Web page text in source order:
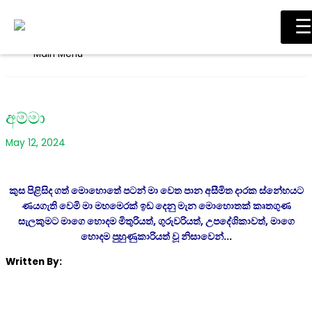
Main Menu
අම්මා
May 12, 2024
කුස පිළිසිද ගත් මොහොතේ පටන් මා වෙත පාන අසීමිත දාරක ස්නේහයට
ණයගැති වෙමි මා මහමෙරක් ඉඩ දෙනු මැන මොහොතක් කෘතගුණ
සැලකුමට මාගෙ හොදම මිතුරියත්, ගුරුවරියත්, උපදේශිකාවත්, මාගෙ
හොදම පුහුණුකාරියත් වූ නිසාවෙන්...
Written By:
☰